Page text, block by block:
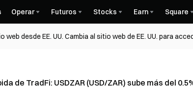
Operar Futuros Stocks Earn Square
desde EE. UU. Cambia al sitio web de EE. UU. para
de TradFi: USDZAR (USD/ZAR) sube más del